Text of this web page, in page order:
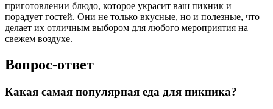
приготовлении блюдо, которое украсит ваш пикник и
порадует гостей. Они не только вкусные, но и полезные, что
делает их отличным выбором для любого мероприятия на
свежем воздухе.
Вопрос-ответ
Какая самая популярная еда для пикника?